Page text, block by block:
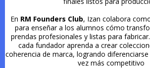
En RM Founders Club, Izan colabora
para enseñar a los alumnos cómo
prendas profesionales y listas para
cada fundador aprenda a crear
coherencia de marca, logrando
vez más competitivo